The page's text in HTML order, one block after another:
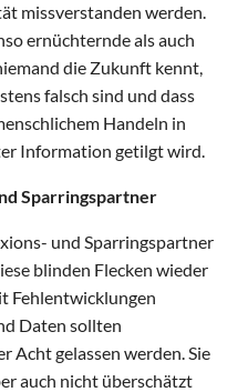
missverstanden werden.
ernüchternde als auch
die Zukunft kennt,
falsch sind und dass
Handeln in
Information getilgt wird.
Sparringspartner
und Sparringspartner
blinden Flecken wieder
Fehlentwicklungen
Daten sollten
Acht gelassen werden. Sie
auch nicht überschätzt